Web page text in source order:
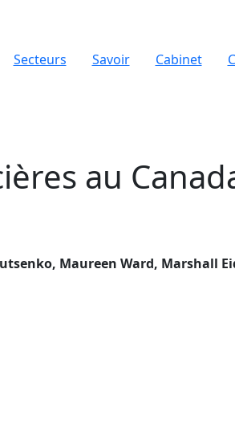
Secteurs Savoir Cabinet
au
Maureen Ward, Marshall